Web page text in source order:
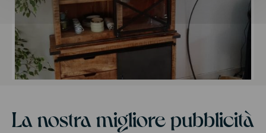
La nostra migliore pubblicità